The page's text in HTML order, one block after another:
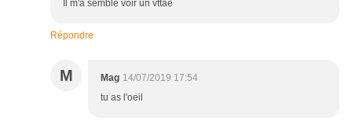
Il m'a semblé voir un vttae
Répondre
M Mag 14/07/2019 17:54
tu as l'oeil